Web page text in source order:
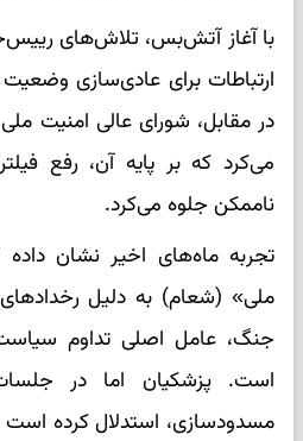
با آغاز آتش‌بس، تلاش‌های
ارتباطات برای عادی‌سازی
در مقابل، شورای عالی امنیت
می‌کرد که بر پایه آن، رفع
ناممکن جلوه می‌کرد.
تجربه ماه‌های اخیر نشان
ملی» (شعام) به دلیل رخدادهای
جنگ، عامل اصلی تداوم
است. پزشکیان اما در
مسدودسازی، استدلال کرده